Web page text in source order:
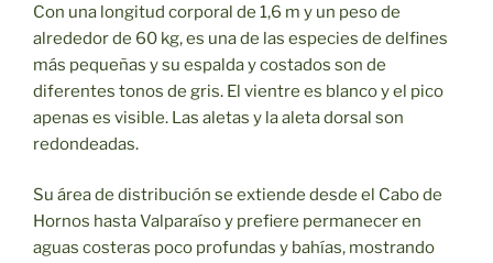
Con una longitud corporal de 1,6 m y un peso de
alrededor de 60 kg, es una de las especies de delfines
más pequeñas y su espalda y costados son de
diferentes tonos de gris. El vientre es blanco y el pico
apenas es visible. Las aletas y la aleta dorsal son
redondeadas.
Su área de distribución se extiende desde el Cabo de
Hornos hasta Valparaíso y prefiere permanecer en
aguas costeras poco profundas y bahías, mostrando